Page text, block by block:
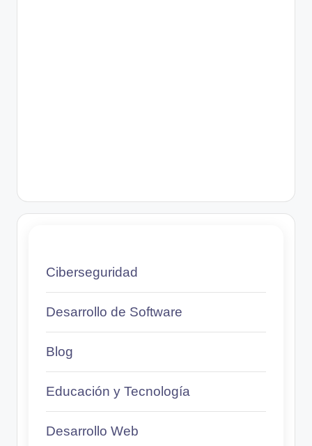
Ciberseguridad
Desarrollo de Software
Blog
Educación y Tecnología
Desarrollo Web